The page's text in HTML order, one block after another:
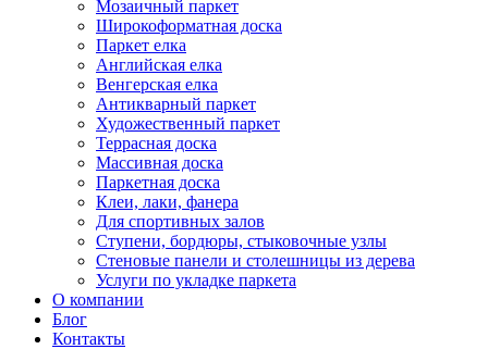
Мозаичный паркет
Широкоформатная доска
Паркет елка
Английская елка
Венгерская елка
Антикварный паркет
Художественный паркет
Террасная доска
Массивная доска
Паркетная доска
Клеи, лаки, фанера
Для спортивных залов
Ступени, бордюры, стыковочные узлы
Стеновые панели и столешницы из дерева
Услуги по укладке паркета
О компании
Блог
Контакты